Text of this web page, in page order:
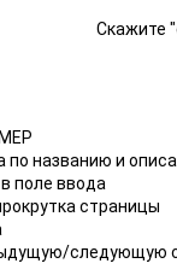
Скажите
названию и
поле ввода
страницы
следующую